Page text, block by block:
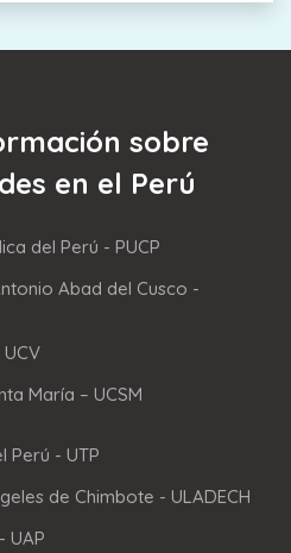
sobre
en el Perú
del Perú - PUCP
Abad del Cusco -
María – UCSM
Perú - UTP
de Chimbote - ULADECH
UAP